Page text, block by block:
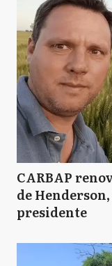
CARBAP
de
presidente